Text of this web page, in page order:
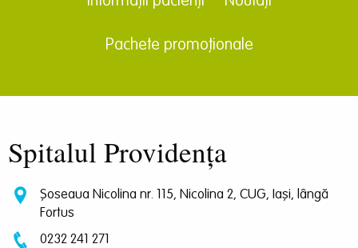
Pachete promoționale
Spitalul Providența
Șoseaua Nicolina nr. 115, Nicolina 2, CUG, Iași, lângă
Fortus
0232 241 271